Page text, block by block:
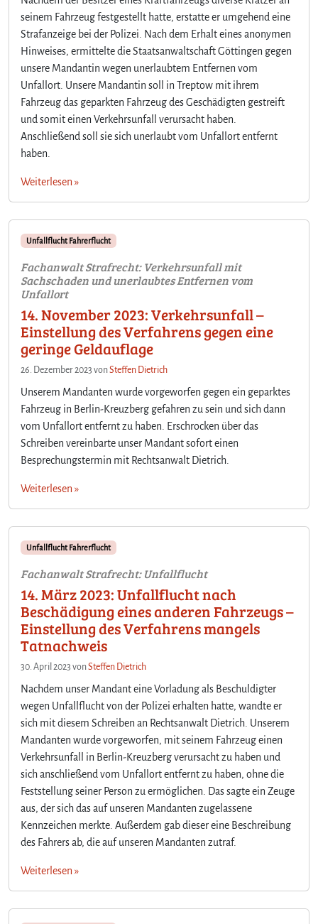
seinem Fahrzeug festgestellt hatte, erstatte er umgehend eine
Strafanzeige bei der Polizei. Nach dem Erhalt eines anonymen
Hinweises, ermittelte die Staatsanwaltschaft Göttingen gegen
unsere Mandantin wegen unerlaubtem Entfernen vom
Unfallort. Unsere Mandantin soll in Treptow mit ihrem
Fahrzeug das geparkten Fahrzeug des Geschädigten gestreift
und somit einen Verkehrsunfall verursacht haben.
Anschließend soll sie sich unerlaubt vom Unfallort entfernt
haben.
Weiterlesen »
Unfallflucht Fahrerflucht
Fachanwalt Strafrecht: Verkehrsunfall mit
Sachschaden und unerlaubtes Entfernen vom
Unfallort
14. November 2023: Verkehrsunfall –
Einstellung des Verfahrens gegen eine
geringe Geldauflage
26. Dezember 2023 vonSteffen Dietrich
Unserem Mandanten wurde vorgeworfen gegen ein geparktes
Fahrzeug in Berlin-Kreuzberg gefahren zu sein und sich dann
vom Unfallort entfernt zu haben. Erschrocken über das
Schreiben vereinbarte unser Mandant sofort einen
Besprechungstermin mit Rechtsanwalt Dietrich.
Weiterlesen »
Unfallflucht Fahrerflucht
Fachanwalt Strafrecht: Unfallflucht
14. März 2023: Unfallflucht nach
Beschädigung eines anderen Fahrzeugs –
Einstellung des Verfahrens mangels
Tatnachweis
30. April 2023 vonSteffen Dietrich
Nachdem unser Mandant eine Vorladung als Beschuldigter
wegen Unfallflucht von der Polizei erhalten hatte, wandte er
sich mit diesem Schreiben an Rechtsanwalt Dietrich. Unserem
Mandanten wurde vorgeworfen, mit seinem Fahrzeug einen
Verkehrsunfall in Berlin-Kreuzberg verursacht zu haben und
sich anschließend vom Unfallort entfernt zu haben, ohne die
Feststellung seiner Person zu ermöglichen. Das sagte ein Zeuge
aus, der sich das auf unseren Mandanten zugelassene
Kennzeichen merkte. Außerdem gab dieser eine Beschreibung
des Fahrers ab, die auf unseren Mandanten zutraf.
Weiterlesen »